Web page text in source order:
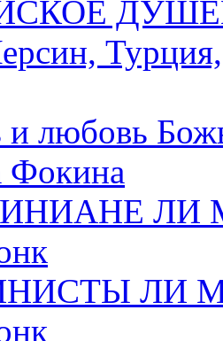
и любовь
Фокина
ЛИ
ЛИ